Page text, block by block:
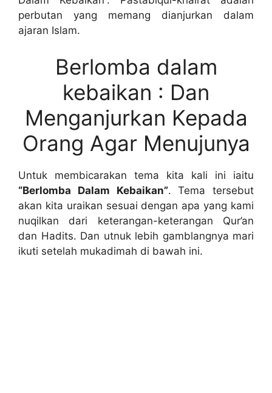
perbutan yang memang dianjurkan dalam
ajaran Islam.
Berlomba dalam
kebaikan : Dan
Menganjurkan Kepada
Orang Agar Menujunya
Untuk membicarakan tema kita kali ini iaitu
“Berlomba Dalam Kebaikan”. Tema tersebut
akan kita uraikan sesuai dengan apa yang kami
nuqilkan dari keterangan-keterangan Qur’an
dan Hadits. Dan utnuk lebih gamblangnya mari
ikuti setelah mukadimah di bawah ini.